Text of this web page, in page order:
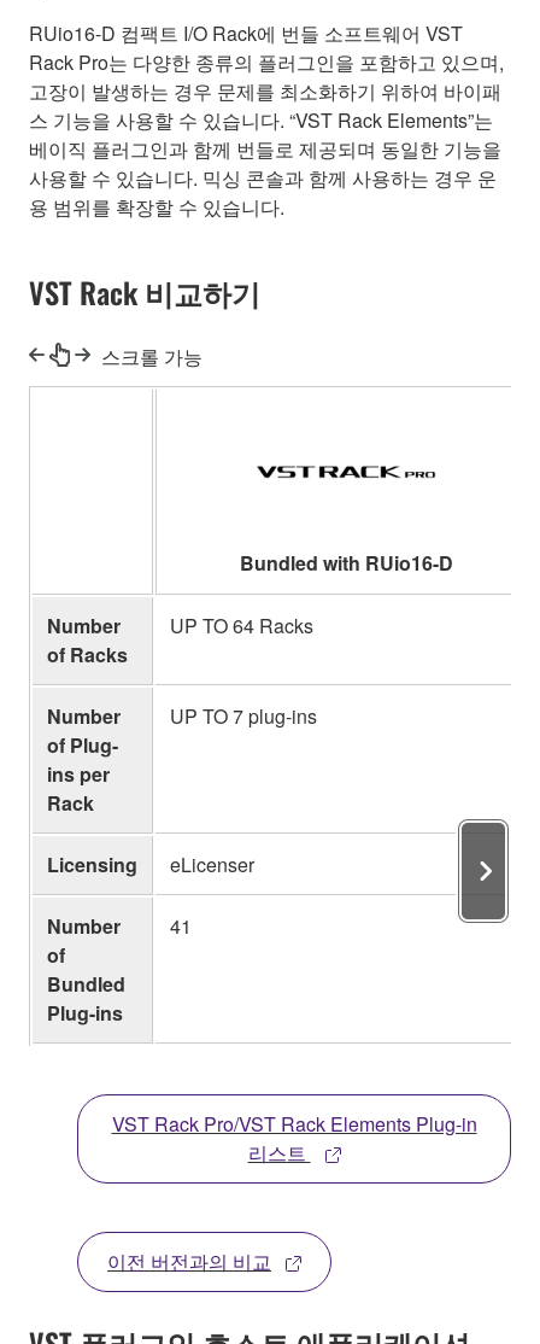
RUio16-D 컴팩트 I/O Rack에 번들 소프트웨어 VST
Rack Pro는 다양한 종류의 플러그인을 포함하고 있으며,
고장이 발생하는 경우 문제를 최소화하기 위하여 바이패
스 기능을 사용할 수 있습니다. “VST Rack Elements”는
베이직 플러그인과 함께 번들로 제공되며 동일한 기능을
사용할 수 있습니다. 믹싱 콘솔과 함께 사용하는 경우 운
용 범위를 확장할 수 있습니다.
VST Rack 비교하기
스크롤 가능
Bundled with RUio16-D
Number
of Racks
UP TO 64 Racks
Number
of Plug-
ins per
Rack
UP TO 7 plug-ins
Licensing eLicenser
Number
of
Bundled
Plug-ins
41
VST Rack Pro/VST Rack Elements Plug-in
리스트
이전 버전과의 비교